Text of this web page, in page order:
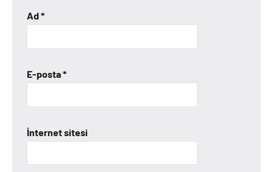
Ad*
E-posta*
İnternet sitesi